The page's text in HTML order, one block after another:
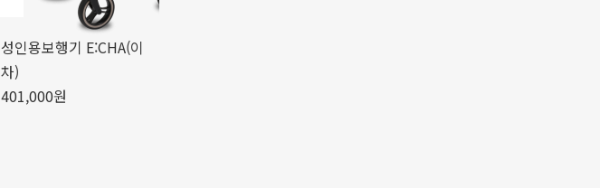
성인용보행기 E:CHA(이
차)
401,000원